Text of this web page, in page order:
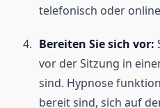
telefonisch oder
Bereiten Sie sich vor:
vor der Sitzung in
sind. Hypnose
bereit sind, sich auf